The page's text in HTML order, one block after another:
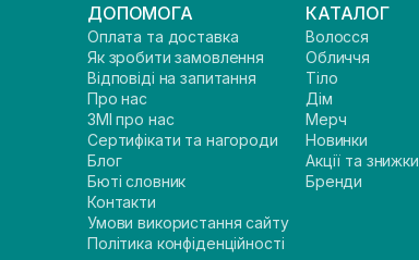
ДОПОМОГА
Оплата та доставка
Як зробити замовлення
Відповіді на запитання
Про нас
ЗМІ про нас
Сертифікати та нагороди
Блог
Бюті словник
Контакти
Умови використання сайту
Політика конфіденційності
КАТАЛОГ
Волосся
Обличчя
Тіло
Дім
Мерч
Новинки
Акції та знижки
Бренди